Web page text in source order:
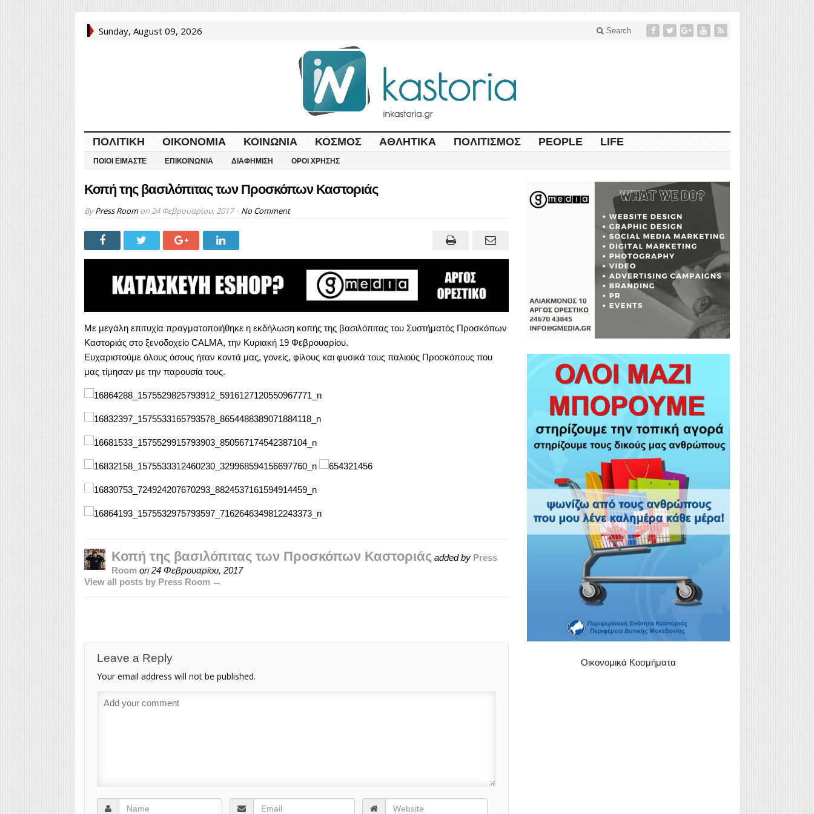
Sunday, August 09, 2026 Search
ΠΟΛΙΤΙΚΉ ΟΙΚΟΝΟΜΊΑ ΚΟΙΝΩΝΊΑ ΚΌΣΜΟΣ ΑΘΛΗΤΙΚΆ ΠΟΛΙΤΙΣΜΌΣ PEOPLE LIFE
ΠΟΙΟΙ ΕΊΜΑΣΤΕ ΕΠΙΚΟΙΝΩΝΊΑ ΔΙΑΦΉΜΙΣΗ ΌΡΟΙ ΧΡΉΣΗΣ
Κοπή της βασιλόπιτας των Προσκόπων Καστοριάς
ByPress Roomon 24 Φεβρουαρίου, 2017 No Comment
Με μεγάλη επιτυχία πραγματοποιήθηκε η εκδήλωση κοπής της βασιλόπιτας του Συστήματός Προσκόπων
Καστοριάς στο ξενοδοχείο CALMA, την Κυριακή 19 Φεβρουαρίου.
Ευχαριστούμε όλους όσους ήταν κοντά μας, γονείς, φίλους και φυσικά τους παλιούς Προσκόπους που
μας τίμησαν με την παρουσία τους.
Κοπή της βασιλόπιτας των Προσκόπων Καστοριάς added by Press
Roomon 24 Φεβρουαρίου, 2017
View all posts by Press Room →
Leave a Reply
Your email address will not be published.
Οικονομικά Κοσμήματα